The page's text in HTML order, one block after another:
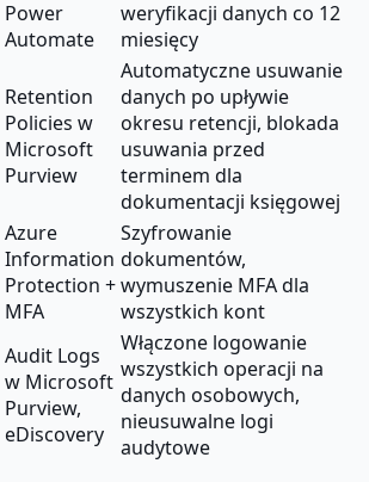
Power
Automate
weryfikacji danych co 12
miesięcy
Retention
Policies w
Microsoft
Purview
Automatyczne usuwanie
danych po upływie
okresu retencji, blokada
usuwania przed
terminem dla
dokumentacji księgowej
Azure
Information
Protection +
MFA
Szyfrowanie
dokumentów,
wymuszenie MFA dla
wszystkich kont
Audit Logs
w Microsoft
Purview,
eDiscovery
Włączone logowanie
wszystkich operacji na
danych osobowych,
nieusuwalne logi
audytowe